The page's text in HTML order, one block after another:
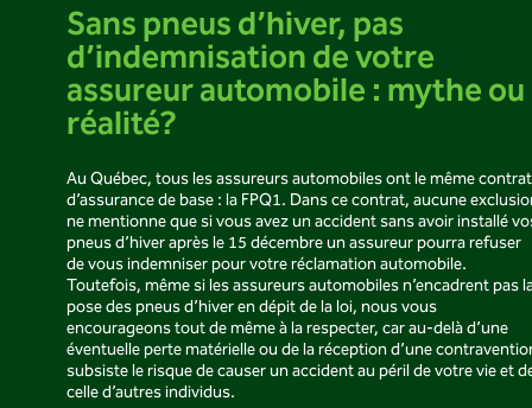
Sans pneus d’hiver, pas
d’indemnisation de votre
assureur automobile : mythe ou
réalité?
Au Québec, tous les assureurs automobiles ont le même contrat
d’assurance de base : la FPQ1. Dans ce contrat, aucune
ne mentionne que si vous avez un accident sans avoir installé
pneus d’hiver après le 15 décembre un assureur pourra refuser
de vous indemniser pour votre réclamation automobile.
Toutefois, même si les assureurs automobiles n’encadrent pas
pose des pneus d’hiver en dépit de la loi, nous vous
encourageons tout de même à la respecter, car au-delà d’une
éventuelle perte matérielle ou de la réception d’une
subsiste le risque de causer un accident au péril de votre vie et
celle d’autres individus.